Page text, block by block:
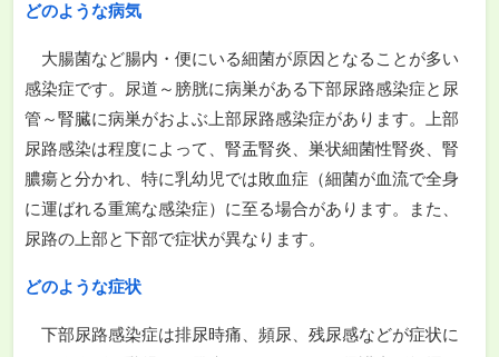
どのような病気
大腸菌など腸内・便にいる細菌が原因となることが多い
感染症です。尿道～膀胱に病巣がある下部尿路感染症と尿
管～腎臓に病巣がおよぶ上部尿路感染症があります。上部
尿路感染は程度によって、腎盂腎炎、巣状細菌性腎炎、腎
膿瘍と分かれ、特に乳幼児では敗血症（細菌が血流で全身
に運ばれる重篤な感染症）に至る場合があります。また、
尿路の上部と下部で症状が異なります。
どのような症状
下部尿路感染症は排尿時痛、頻尿、残尿感などが症状に